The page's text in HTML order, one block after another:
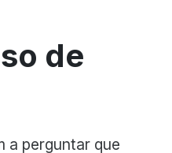
de
a perguntar que